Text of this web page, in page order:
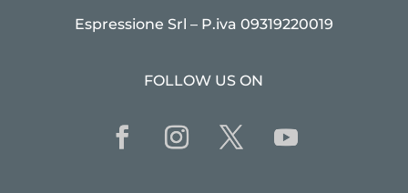
Espressione Srl – P.iva 09319220019
FOLLOW US ON